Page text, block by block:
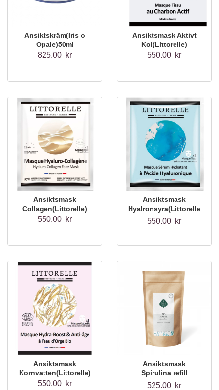
Ansiktskräm(Iris o
Opale)50ml
825.00 kr
Ansiktsmask Aktivt
Kol(Littorelle)
550.00 kr
Ansiktsmask
Collagen(Littorelle)
550.00 kr
Ansiktsmask
Hyalronsyra(Littorelle
)
550.00 kr
Ansiktsmask
Kornvatten(Littorelle)
550.00 kr
Ansiktsmask
Spirulina refill
250g(Eliah Sahil)
525.00 kr